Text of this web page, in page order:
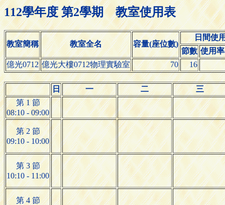
112學年度 第2學期 教室使用表
教室簡稱 教室全名 容量(座位數)
日間使
節數 使用
億光0712 億光大樓0712物理實驗室 70 16
日 一 二
三
第 1 節
08:10 - 09:00
第 2 節
09:10 - 10:00
第 3 節
10:10 - 11:00
第 4 節